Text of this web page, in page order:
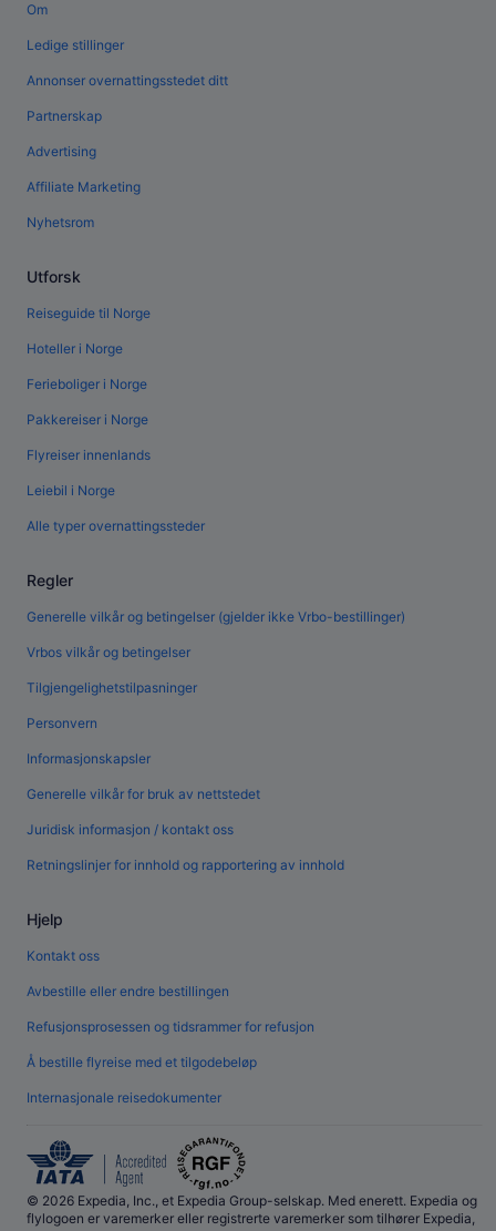
Om
Ledige stillinger
Annonser overnattingsstedet ditt
Partnerskap
Advertising
Affiliate Marketing
Nyhetsrom
Utforsk
Reiseguide til Norge
Hoteller i Norge
Ferieboliger i Norge
Pakkereiser i Norge
Flyreiser innenlands
Leiebil i Norge
Alle typer overnattingssteder
Regler
Generelle vilkår og betingelser (gjelder ikke Vrbo-bestillinger)
Vrbos vilkår og betingelser
Tilgjengelighetstilpasninger
Personvern
Informasjonskapsler
Generelle vilkår for bruk av nettstedet
Juridisk informasjon / kontakt oss
Retningslinjer for innhold og rapportering av innhold
Hjelp
Kontakt oss
Avbestille eller endre bestillingen
Refusjonsprosessen og tidsrammer for refusjon
Å bestille flyreise med et tilgodebeløp
Internasjonale reisedokumenter
© 2026 Expedia, Inc., et Expedia Group-selskap. Med enerett. Expedia og
flylogoen er varemerker eller registrerte varemerker som tilhører Expedia,